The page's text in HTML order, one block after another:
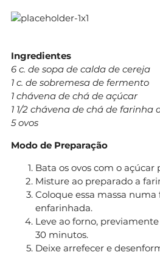
Ingredientes
6 c. de sopa de calda de cereja
1 c. de sobremesa de fermento
1 chávena de chá de açúcar
1 1/2 chávena de chá de farinha
5 ovos
Modo de Preparação
Bata os ovos com o açúcar
Misture ao preparado a
Coloque essa massa
enfarinhada.
Leve ao forno,
30 minutos.
Deixe arrefecer e